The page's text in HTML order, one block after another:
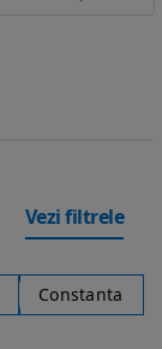
Vezi filtrele
Constanta